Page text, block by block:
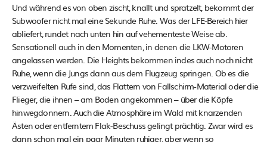
Und während es von oben zischt, knallt und spratzelt, bekommt der
Subwoofer nicht mal eine Sekunde Ruhe. Was der LFE-Bereich hier
abliefert, rundet nach unten hin auf vehementeste Weise ab.
Sensationell auch in den Momenten, in denen die LKW-Motoren
angelassen werden. Die Heights bekommen indes auch noch nicht
Ruhe, wenn die Jungs dann aus dem Flugzeug springen. Ob es die
verzweifelten Rufe sind, das Flattern von Fallschirm-Material oder die
Flieger, die ihnen – am Boden angekommen – über die Köpfe
hinwegdonnern. Auch die Atmosphäre im Wald mit knarzenden
Ästen oder entferntem Flak-Beschuss gelingt prächtig. Zwar wird es
dann schon mal ein paar Minuten ruhiger, aber wenn so